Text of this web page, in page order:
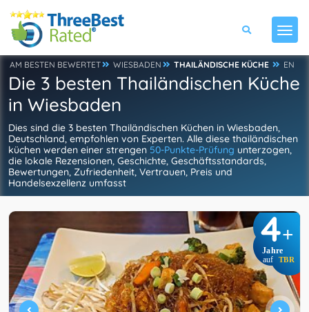
AM BESTEN BEWERTET WIESBADEN THAILÄNDISCHE KÜCHE EN
Die 3 besten Thailändischen Küche
in Wiesbaden
Dies sind die 3 besten Thailändischen Küchen in Wiesbaden,
Deutschland, empfohlen von Experten. Alle diese thailändischen
küchen werden einer strengen 50-Punkte-Prüfung unterzogen,
die lokale Rezensionen, Geschichte, Geschäftsstandards,
Bewertungen, Zufriedenheit, Vertrauen, Preis und
Handelsexzellenz umfasst
4+
Jahre
auf TBR